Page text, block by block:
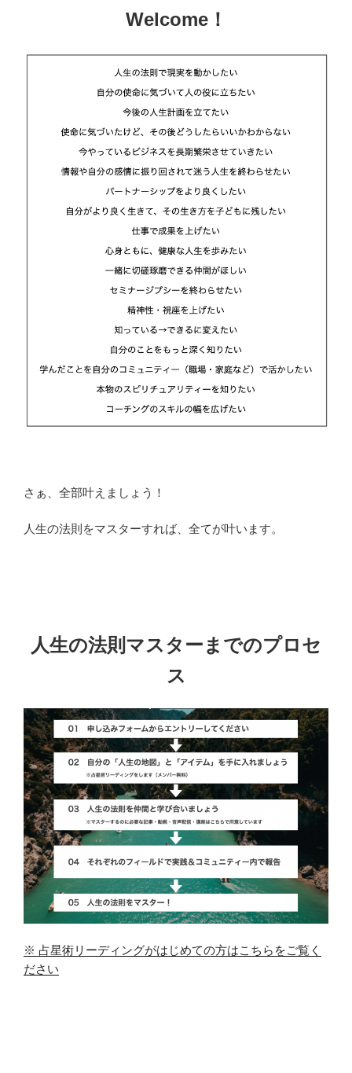
Welcome！
さぁ、全部叶えましょう！
人生の法則をマスターすれば、全てが叶います。
人生の法則マスターまでのプロセ
ス
※ 占星術リーディングがはじめての方はこちらをご覧く
ださい